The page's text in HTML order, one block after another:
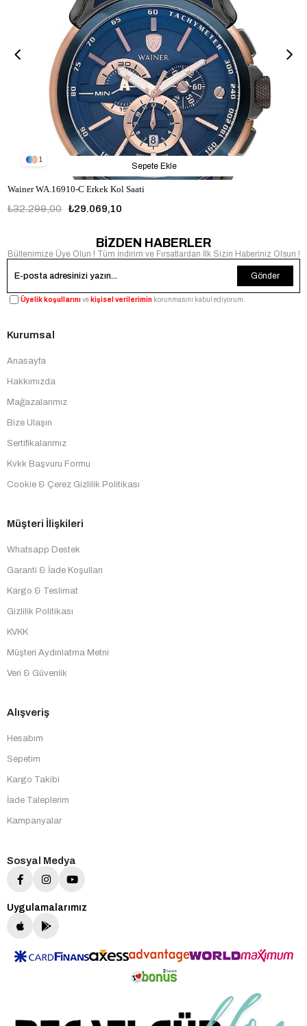
1
Wainer WA.16910-C Erkek Kol Saati
₺29.069,10
₺32.299,00
Sepete Ekle
BİZDEN HABERLER
Bültenimize Üye Olun ! Tüm İndirim ve Fırsatlardan İlk Sizin Haberiniz Olsun !
Gönder
Üyelik koşullarınıve kişisel verilerimin korunmasını kabul ediyorum.
Kurumsal
Anasayfa
Hakkımızda
Mağazalarımız
Bize Ulaşın
Sertifikalarımız
Kvkk Başvuru Formu
Cookie & Çerez Gizlilik Politikası
Müşteri İlişkileri
Whatsapp Destek
Garanti & İade Koşulları
Kargo & Teslimat
Gizlilik Politikası
KVKK
Müşteri Aydınlatma Metni
Veri & Güvenlik
Alışveriş
Hesabım
Sepetim
Kargo Takibi
İade Taleplerim
Kampanyalar
Sosyal Medya
Uygulamalarımız